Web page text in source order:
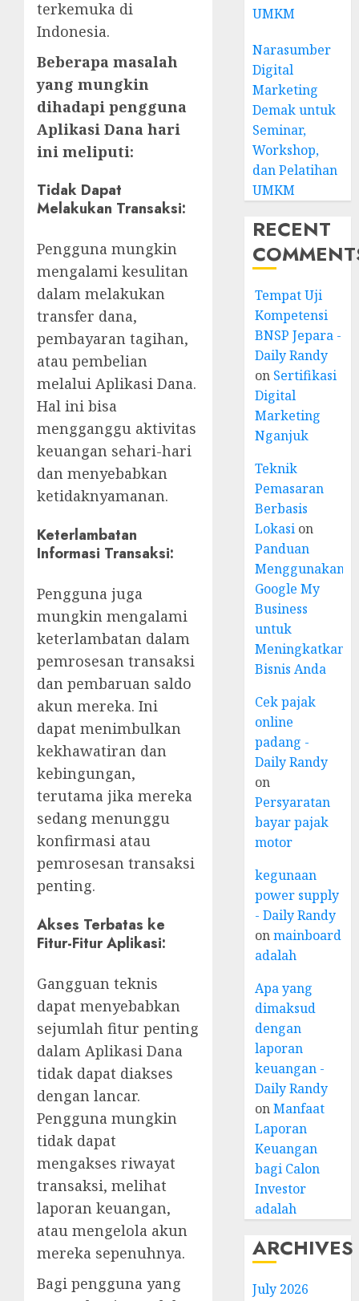
terkemuka di
Indonesia.
Beberapa masalah
yang mungkin
dihadapi pengguna
Aplikasi Dana hari
ini meliputi:
Tidak Dapat
Melakukan Transaksi:
Pengguna mungkin
mengalami kesulitan
dalam melakukan
transfer dana,
pembayaran tagihan,
atau pembelian
melalui Aplikasi Dana.
Hal ini bisa
mengganggu aktivitas
keuangan sehari-hari
dan menyebabkan
ketidaknyamanan.
Keterlambatan
Informasi Transaksi:
Pengguna juga
mungkin mengalami
keterlambatan dalam
pemrosesan transaksi
dan pembaruan saldo
akun mereka. Ini
dapat menimbulkan
kekhawatiran dan
kebingungan,
terutama jika mereka
sedang menunggu
konfirmasi atau
pemrosesan transaksi
penting.
Akses Terbatas ke
Fitur-Fitur Aplikasi:
Gangguan teknis
dapat menyebabkan
sejumlah fitur penting
dalam Aplikasi Dana
tidak dapat diakses
dengan lancar.
Pengguna mungkin
tidak dapat
mengakses riwayat
transaksi, melihat
laporan keuangan,
atau mengelola akun
mereka sepenuhnya.
Bagi pengguna yang
UMKM
Narasumber
Digital
Marketing
Demak untuk
Seminar,
Workshop,
dan Pelatihan
UMKM
RECENT
Tempat Uji
Kompetensi
BNSP Jepara -
Daily Randy
on Sertifikasi
Digital
Marketing
Nganjuk
Teknik
Pemasaran
Berbasis
Lokasi on
Panduan
Menggunakan
Google My
Business
untuk
Meningkatkan
Bisnis Anda
Cek pajak
online
padang -
Daily Randy
on
Persyaratan
bayar pajak
motor
kegunaan
power supply
- Daily Randy
onmainboard
adalah
Apa yang
dimaksud
dengan
laporan
keuangan -
Daily Randy
onManfaat
Laporan
Keuangan
bagi Calon
Investor
adalah
ARCHIVES
July 2026